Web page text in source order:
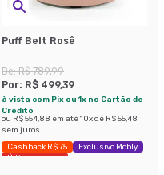
Puff Belt Rosê
De:R$ 789,99
Por: R$ 499,39
à vista com Pix ou 1x no Cartão de
Crédito
ou R$ 554,88 em até10x de R$ 55,48
sem juros
Cashback R$ 75
Exclusivo Mobly
Últimas peças